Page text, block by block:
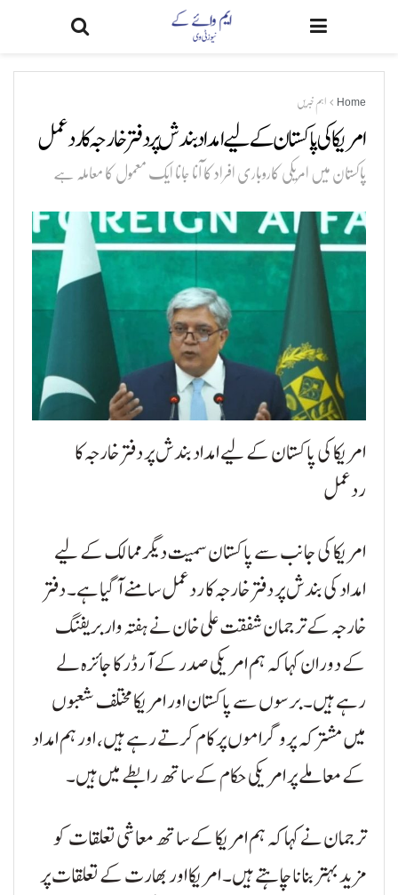
Home اہم خبریں
امریکا کی پاکستان کے لیے امداد بندش پر دفتر خارجہ کا ردعمل
پاکستان میں امریکی کاروباری افراد کا آنا جانا ایک معمول کا معاملہ ہے
امریکا کی پاکستان کے لیے امداد بندش پر دفتر خارجہ کا
ردعمل
امریکا کی جانب سے پاکستان سمیت دیگر ممالک کے لیے
امداد کی بندش پر دفتر خارجہ کا ردعمل سامنے آ گیا ہے۔ دفتر
خارجہ کے ترجمان شفقت علی خان نے ہفتہ وار بریفنگ
کے دوران کہا کہ ہم امریکی صدر کے آرڈر کا جائزہ لے
رہے ہیں۔ برسوں سے پاکستان اور امریکا مختلف شعبوں
میں مشترکہ پروگراموں پر کام کرتے رہے ہیں، اور ہم امداد
کے معاملے پر امریکی حکام کے ساتھ رابطے میں ہیں۔
ترجمان نے کہا کہ ہم امریکا کے ساتھ معاشی تعلقات کو
مزید بہتر بنانا چاہتے ہیں۔ امریکا اور بھارت کے تعلقات پر